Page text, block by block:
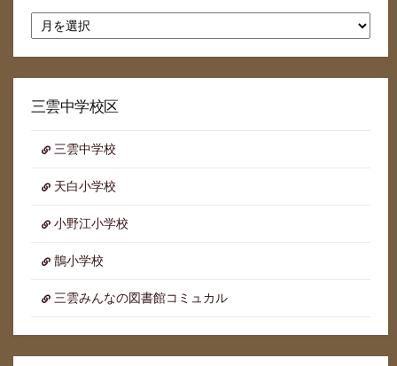
別
ア
イ
三雲中学校区
三雲中学校
天白小学校
小野江小学校
鵲小学校
三雲みんなの図書館コミュカル